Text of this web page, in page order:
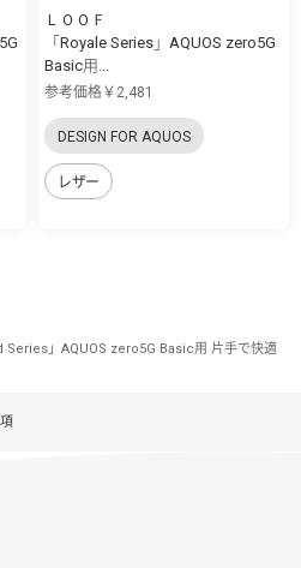
ＬＯＯＦ
「Royale Series」AQUOS zero5G
Basic用...
参考価格￥2,481
DESIGN FOR AQUOS
レザー
Series」AQUOS zero5G Basic用 片手で快適